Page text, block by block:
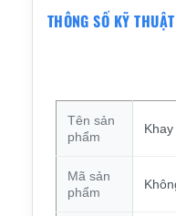
THÔNG SỐ KỸ THUẬT
Tên sản
phẩm
Mã sản
phẩm